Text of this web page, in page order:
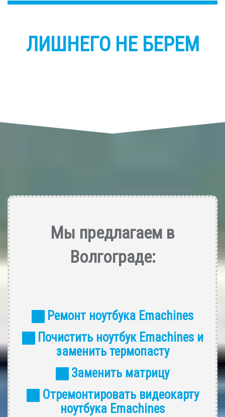
ЛИШНЕГО НЕ БЕРЕМ
Мы предлагаем в
Волгограде:
Ремонт ноутбука Emachines
Почистить ноутбук Emachines и
заменить термопасту
Заменить матрицу
Отремонтировать видеокарту
ноутбука Emachines